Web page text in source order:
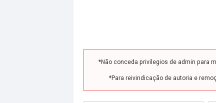
*Não conceda privilegios de admin para
*Para reivindicação de autoria e